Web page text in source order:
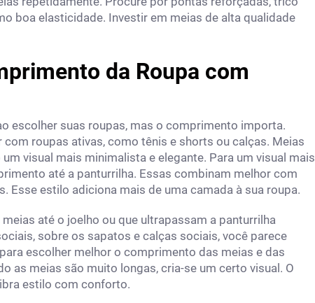
boa elasticidade. Investir em meias de alta qualidade
da Roupa com
escolher suas roupas, mas o comprimento importa.
roupas ativas, como tênis e shorts ou calças. Meias
visual mais minimalista e elegante. Para um visual mais
até a panturrilha. Essas combinam melhor com
Esse estilo adiciona mais de uma camada à sua roupa.
até o joelho ou que ultrapassam a panturrilha
sobre os sapatos e calças sociais, você parece
escolher melhor o comprimento das meias e das
as meias são muito longas, cria-se um certo visual. O
estilo com conforto.